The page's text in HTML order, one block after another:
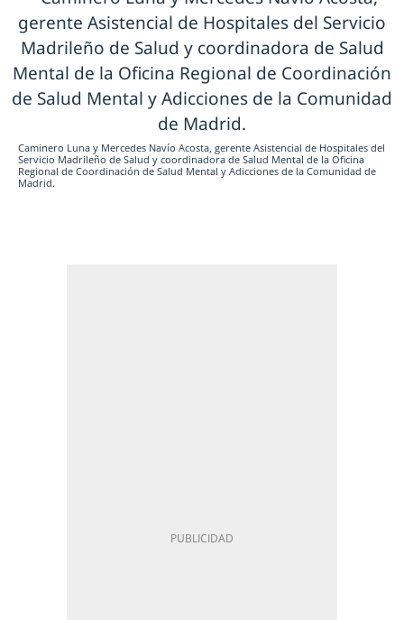
Caminero Luna y Mercedes Navío Acosta, gerente Asistencial de Hospitales del
Servicio Madrileño de Salud y coordinadora de Salud Mental de la Oficina
Regional de Coordinación de Salud Mental y Adicciones de la Comunidad de
Madrid.